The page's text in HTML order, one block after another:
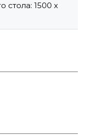
стола: 1500 х